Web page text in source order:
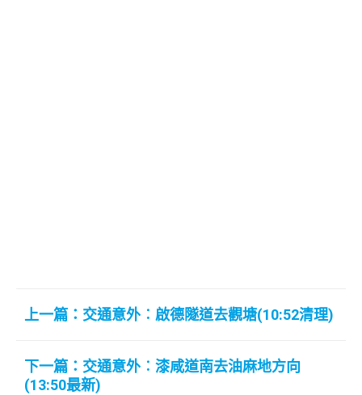
上一篇：交通意外︰啟德隧道去觀塘(10:52清理)
下一篇：交通意外︰漆咸道南去油麻地方向
(13:50最新)